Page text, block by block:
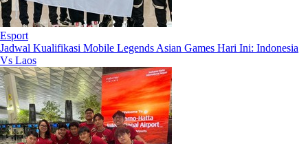
Esport
Jadwal Kualifikasi Mobile Legends Asian Games Hari Ini: Indonesia
Vs Laos